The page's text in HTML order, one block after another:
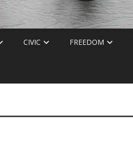
CIVIC FREEDOM